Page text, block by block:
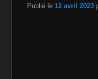
Publié le 12 avril 2023